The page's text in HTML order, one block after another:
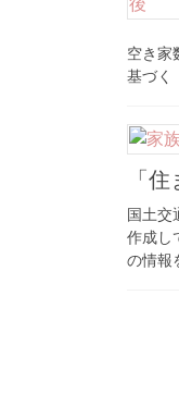
空き家
基づく
「
国土交
作成し
の情報